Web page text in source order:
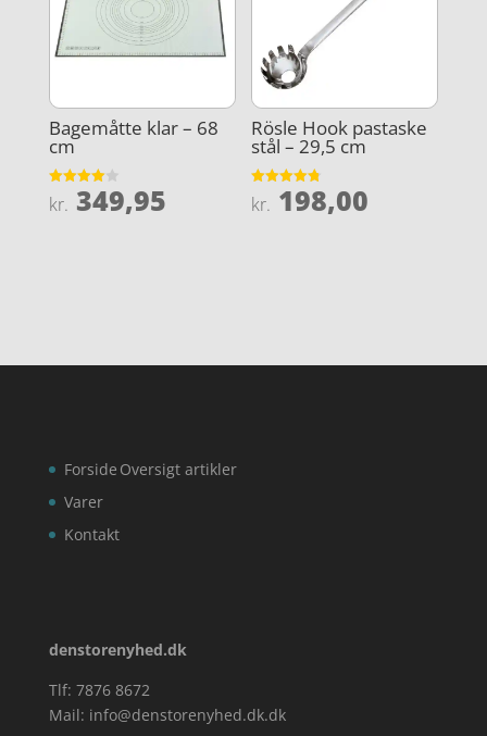
Bagemåtte klar – 68
cm
Vurderet
4
kr. 349,95
Rösle Hook pastaske
stål – 29,5 cm
Vurderet
4.8
kr. 198,00
Forside
Varer
Kontakt
Oversigt artikler
denstorenyhed.dk
Tlf: 7876 8672
Mail: info@denstorenyhed.dk.dk